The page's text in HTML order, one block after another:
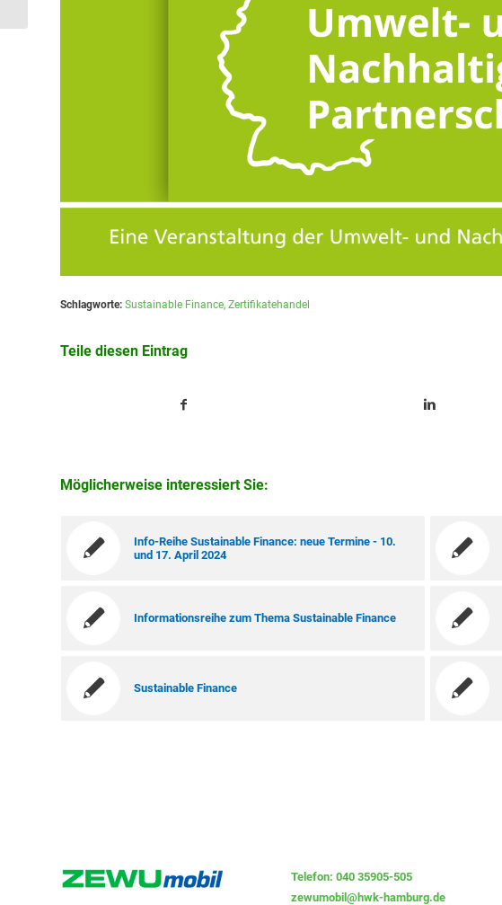
Schlagworte: Sustainable Finance, Zertifikatehandel
Teile diesen Eintrag
Möglicherweise interessiert Sie:
Info-Reihe Sustainable Finance: neue Termine - 10.
und 17. April 2024
Informationsreihe zum Thema Sustainable Finance
Sustainable Finance
Telefon: 040 35905-505
zewumobil@hwk-hamburg.de